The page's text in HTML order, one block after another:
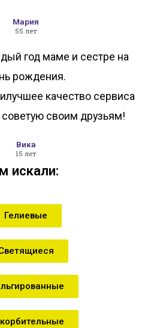
Мария
55 лет
год маме и сестре на
рождения.
качество сервиса
советую своим друзьям!
Вика
15 лет
искали:
Гелиевые